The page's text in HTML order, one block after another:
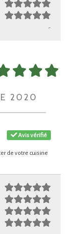
-
2020
Avis vérifié
de votre cuisine